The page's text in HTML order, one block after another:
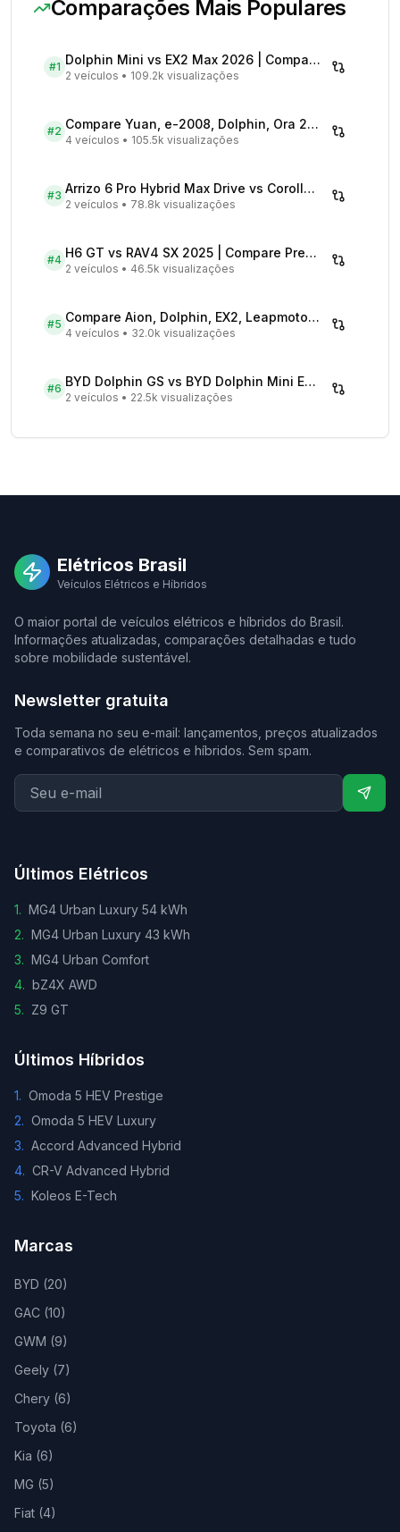
Comparações Mais Populares
#1 Dolphin Mini vs EX2 Max 2026 | Compare Preços
2 veículos • 109.2k visualizações
#2 Compare Yuan, e-2008, Dolphin, Ora 2026 | Veículos Elétricos
4 veículos • 105.5k visualizações
#3 Arrizo 6 Pro Hybrid Max Drive vs Corolla Cross XRX Hybrid - Comparativo Completo
2 veículos • 78.8k visualizações
#4 H6 GT vs RAV4 SX 2025 | Compare Preços
2 veículos • 46.5k visualizações
#5 Compare Aion, Dolphin, EX2, Leapmotor 2026 | Veículos Elétricos
4 veículos • 32.0k visualizações
#6 BYD Dolphin GS vs BYD Dolphin Mini EV - Comparativo Completo
2 veículos • 22.5k visualizações
Elétricos Brasil
Veículos Elétricos e Híbridos
O maior portal de veículos elétricos e híbridos do Brasil.
Informações atualizadas, comparações detalhadas e tudo
sobre mobilidade sustentável.
Newsletter gratuita
Toda semana no seu e-mail: lançamentos, preços atualizados
e comparativos de elétricos e híbridos. Sem spam.
Últimos Elétricos
1. MG4 Urban Luxury 54 kWh
2. MG4 Urban Luxury 43 kWh
3. MG4 Urban Comfort
4. bZ4X AWD
5. Z9 GT
Últimos Híbridos
1. Omoda 5 HEV Prestige
2. Omoda 5 HEV Luxury
3. Accord Advanced Hybrid
4. CR-V Advanced Hybrid
5. Koleos E-Tech
Marcas
BYD (20)
GAC (10)
GWM (9)
Geely (7)
Chery (6)
Toyota (6)
Kia (6)
MG (5)
Fiat (4)